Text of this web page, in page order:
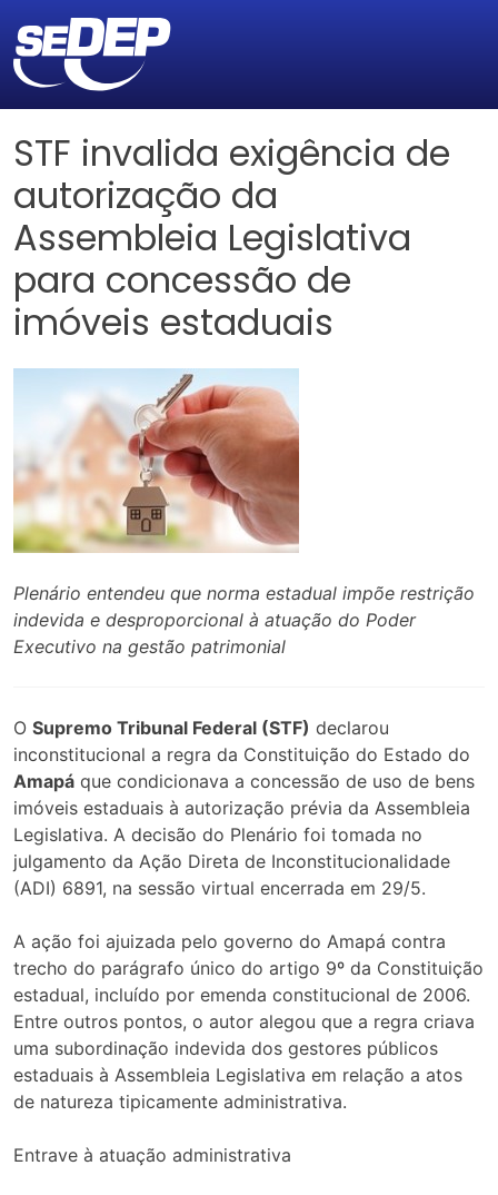
STF invalida exigência de
autorização da
Assembleia Legislativa
para concessão de
imóveis estaduais
Plenário entendeu que norma estadual impõe restrição
indevida e desproporcional à atuação do Poder
Executivo na gestão patrimonial
O Supremo Tribunal Federal (STF) declarou
inconstitucional a regra da Constituição do Estado do
Amapá que condicionava a concessão de uso de bens
imóveis estaduais à autorização prévia da Assembleia
Legislativa. A decisão do Plenário foi tomada no
julgamento da Ação Direta de Inconstitucionalidade
(ADI) 6891, na sessão virtual encerrada em 29/5.
A ação foi ajuizada pelo governo do Amapá contra
trecho do parágrafo único do artigo 9º da Constituição
estadual, incluído por emenda constitucional de 2006.
Entre outros pontos, o autor alegou que a regra criava
uma subordinação indevida dos gestores públicos
estaduais à Assembleia Legislativa em relação a atos
de natureza tipicamente administrativa.
Entrave à atuação administrativa